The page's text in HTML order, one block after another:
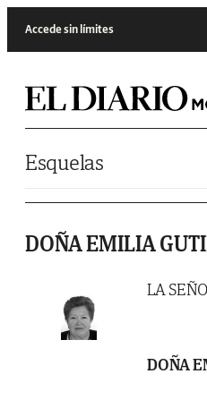
Accede sin límites
Esquelas
DOÑA EMILIA
LA
DOÑA